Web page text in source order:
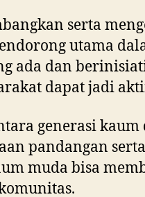
serta
utama
ada dan
dapat jadi
generasi
pandangan
muda bisa